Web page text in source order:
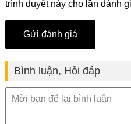
trình duyệt này cho lần đánh
Bình luận, Hỏi đáp